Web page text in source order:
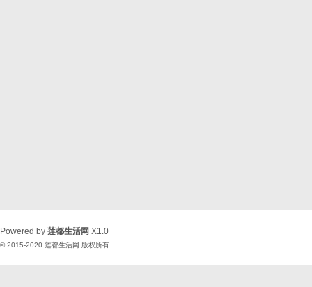
Powered by 莲都生活网 X1.0
© 2015-2020 莲都生活网 版权所有